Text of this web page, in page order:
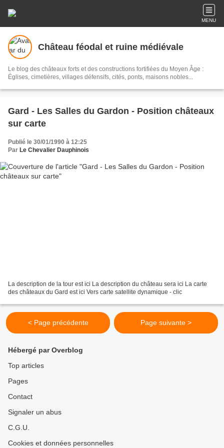
MENU
Château féodal et ruine médiévale
Le blog des châteaux forts et des constructions fortifiées du Moyen Âge :
Églises, cimetières, villages défensifs, cités, ponts, maisons nobles...
Gard - Les Salles du Gardon - Position châteaux
sur carte
Publié le 30/01/1990 à 12:25
Par Le Chevalier Dauphinois
La description de la tour est ici La description du château sera ici La carte
des châteaux du Gard est ici Vers carte satellite dynamique - clic
< Page précédente Page suivante >
Hébergé par Overblog
Top articles
Pages
Contact
Signaler un abus
C.G.U.
Cookies et données personnelles